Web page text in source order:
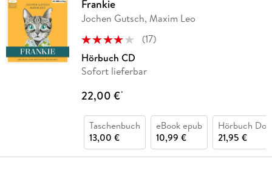
Frankie
Jochen Gutsch, Maxim Leo
(17)
Hörbuch CD
Sofort lieferbar
22,00 €*
Taschenbuch
13,00 €
eBook epub
10,99 €
Hörbuch
21,95 €